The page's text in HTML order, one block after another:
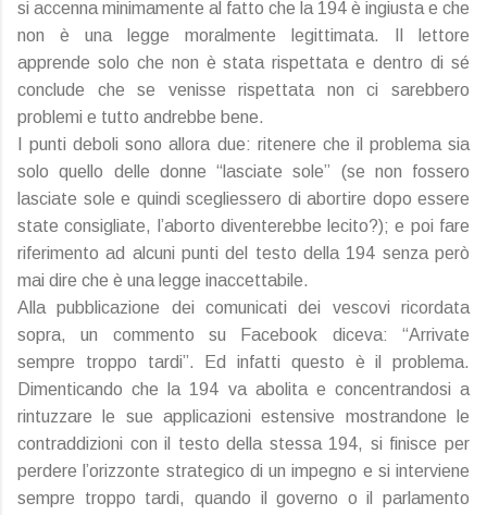
si accenna minimamente al fatto che la 194 è ingiusta e che
non è una legge moralmente legittimata. Il lettore
apprende solo che non è stata rispettata e dentro di sé
conclude che se venisse rispettata non ci sarebbero
problemi e tutto andrebbe bene.
I punti deboli sono allora due: ritenere che il problema sia
solo quello delle donne “lasciate sole” (se non fossero
lasciate sole e quindi scegliessero di abortire dopo essere
state consigliate, l’aborto diventerebbe lecito?); e poi fare
riferimento ad alcuni punti del testo della 194 senza però
mai dire che è una legge inaccettabile.
Alla pubblicazione dei comunicati dei vescovi ricordata
sopra, un commento su Facebook diceva: “Arrivate
sempre troppo tardi”. Ed infatti questo è il problema.
Dimenticando che la 194 va abolita e concentrandosi a
rintuzzare le sue applicazioni estensive mostrandone le
contraddizioni con il testo della stessa 194, si finisce per
perdere l’orizzonte strategico di un impegno e si interviene
sempre troppo tardi, quando il governo o il parlamento